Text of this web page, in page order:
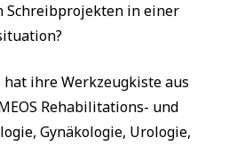
Schreibprojekten in einer
ihre Werkzeugkiste aus
Rehabilitations- und
Gynäkologie, Urologie,